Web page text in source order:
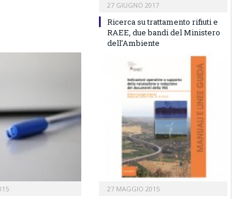
27 GIUGNO 2017
Ricerca su trattamento rifiuti e
RAEE, due bandi del Ministero
dell’Ambiente
27 MAGGIO 2015